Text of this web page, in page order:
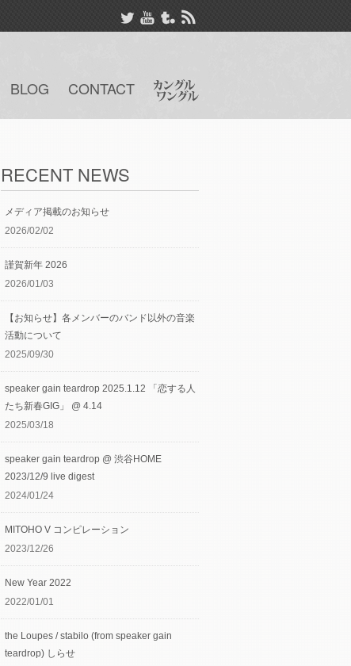
BLOG CONTACT
RECENT NEWS
メディア掲載のお知らせ
2026/02/02
謹賀新年 2026
2026/01/03
【お知らせ】各メンバーのバンド以外の音楽
活動について
2025/09/30
speaker gain teardrop 2025.1.12 「恋する人
たち新春GIG」 @ 4.14
2025/03/18
speaker gain teardrop @ 渋谷HOME
2023/12/9 live digest
2024/01/24
MITOHO V コンピレーション
2023/12/26
New Year 2022
2022/01/01
the Loupes / stabilo (from speaker gain
teardrop) しらせ